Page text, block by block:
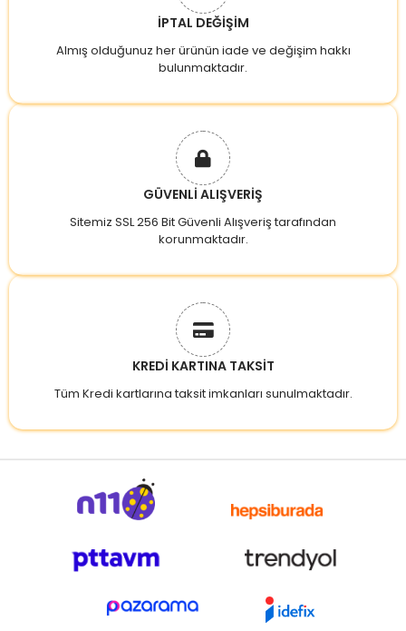
İPTAL DEĞİŞİM
Almış olduğunuz her ürünün iade ve değişim hakkı
bulunmaktadır.
GÜVENLİ ALIŞVERİŞ
Sitemiz SSL 256 Bit Güvenli Alışveriş tarafından
korunmaktadır.
KREDİ KARTINA TAKSİT
Tüm Kredi kartlarına taksit imkanları sunulmaktadır.